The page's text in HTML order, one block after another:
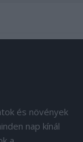
és növények
nap kínál